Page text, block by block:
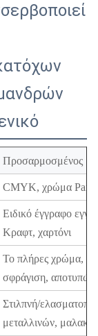
Προσαρμοσμένος
CMYK, χρώμα
Ειδικό έγγραφο
Κραφτ, χαρτόνι
Το πλήρες χρώμα,
σφράγιση,
Στιλπνή/
μεταλλινών, μαλακό